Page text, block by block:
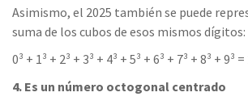
Asimismo, el 2025 también se puede
suma de los cubos de esos mismos dígitos:
0³ + 1³ + 2³ + 3³ + 4³ + 5³ + 6³ + 7³ + 8³ + 9³
4. Es un número octogonal centrado